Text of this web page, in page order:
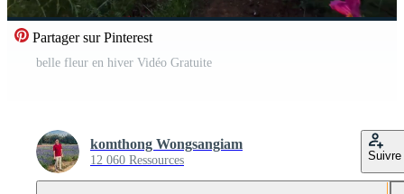
Partager sur Pinterest
belle fleur en hiver Vidéo Gratuite
komthong Wongsangiam
12 060 Ressources Suivre